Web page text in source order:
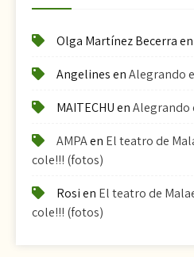
Olga Martínez Becerraen
AngelinesenAlegrando
MAITECHUenAlegrando
AMPAen El teatro de
cole!!! (fotos)
Rosien El teatro de
cole!!! (fotos)